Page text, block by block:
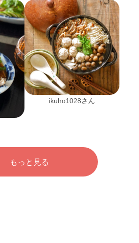
ikuho1028さん
もっと見る